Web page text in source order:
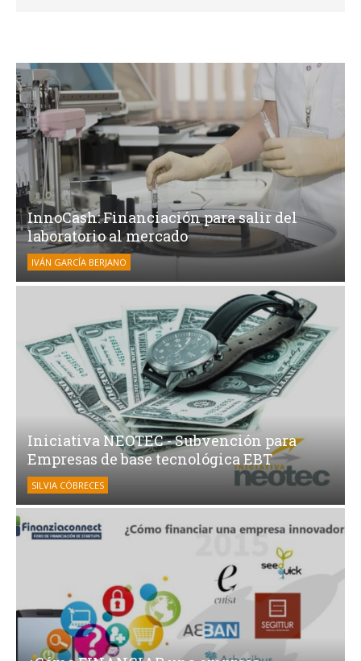
InnoCash: Financiación para salir del
laboratorio al mercado
IVÁN GARCÍA BERJANO
Iniciativa NEOTEC - Subvención para
Empresas de base tecnológica EBT
SILVIA CÓBRECES